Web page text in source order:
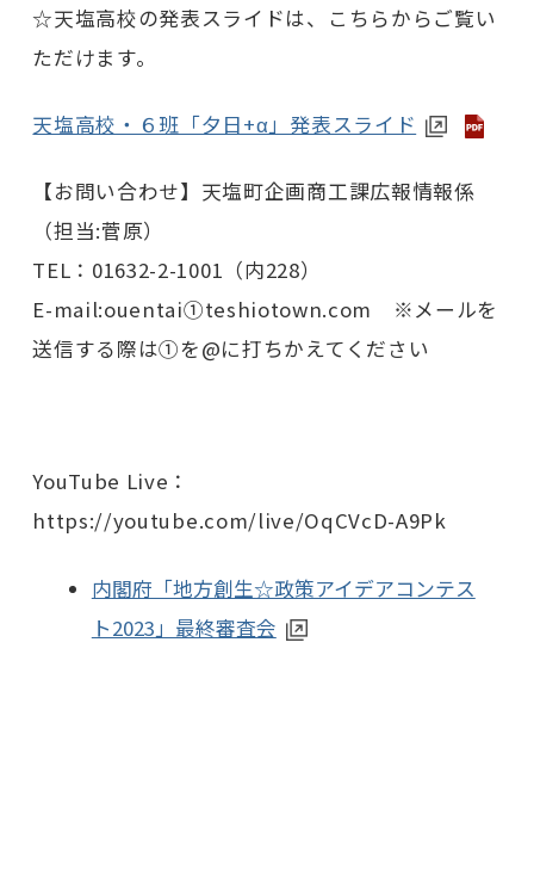
☆天塩高校の発表スライドは、こちらからご覧い
ただけます。
天塩高校・６班「夕日+α」発表スライド
【お問い合わせ】天塩町企画商工課広報情報係
（担当:菅原）
TEL：01632-2-1001（内228）
E-mail:ouentai①teshiotown.com ※メールを
送信する際は①を@に打ちかえてください
YouTube Live：
https://youtube.com/live/OqCVcD-A9Pk
内閣府「地方創生☆政策アイデアコンテス
ト2023」最終審査会